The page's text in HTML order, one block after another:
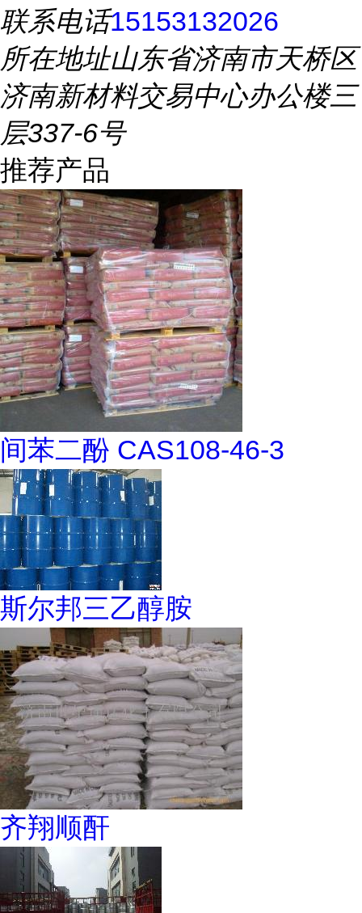
联系电话15153132026
所在地址山东省济南市天桥区
济南新材料交易中心办公楼三
层337-6号
推荐产品
间苯二酚 CAS108-46-3
斯尔邦三乙醇胺
齐翔顺酐